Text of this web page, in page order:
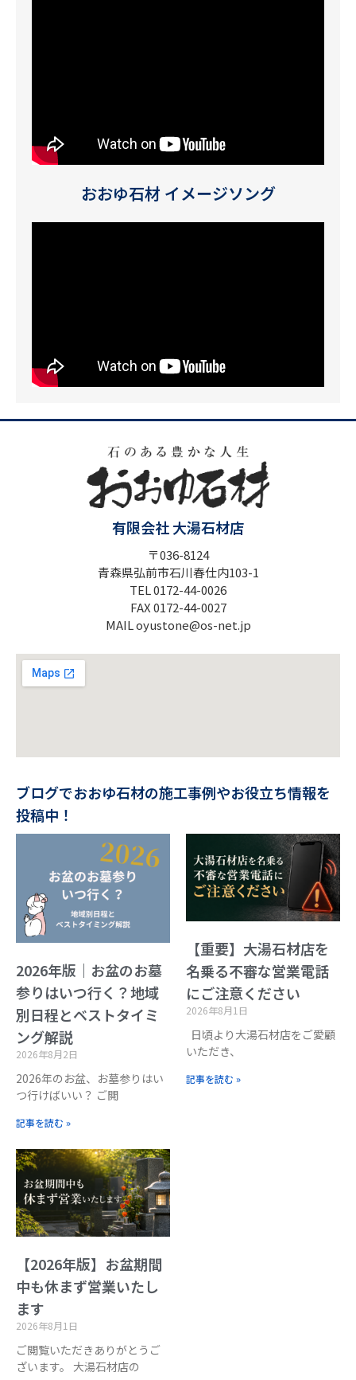
おおゆ石材 イメージソング
有限会社 大湯石材店
〒036-8124
青森県弘前市石川春仕内103-1
TEL 0172-44-0026
FAX 0172-44-0027
MAIL oyustone@os-net.jp
ブログでおおゆ石材の施工事例やお役立ち情報を
投稿中！
2026年版｜お盆のお墓
参りはいつ行く？地域
別日程とベストタイミ
ング解説
2026年8月2日
2026年のお盆、お墓参りはい
つ行けばいい？ ご閲
記事を読む »
【重要】大湯石材店を
名乗る不審な営業電話
にご注意ください
2026年8月1日
日頃より大湯石材店をご愛顧
いただき、
記事を読む »
【2026年版】お盆期間
中も休まず営業いたし
ます
2026年8月1日
ご閲覧いただきありがとうご
ざいます。 大湯石材店の